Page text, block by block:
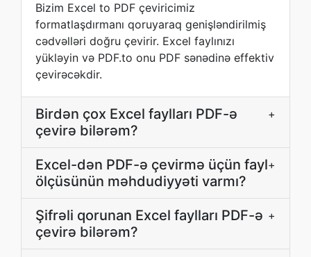
Bizim Excel to PDF çeviricimiz
formatlaşdırmanı qoruyaraq genişləndirilmiş
cədvəlləri doğru çevirir. Excel faylınızı
yükləyin və PDF.to onu PDF sənədinə effektiv
çevirəcəkdir.
Birdən çox Excel faylları PDF-ə
çevirə bilərəm?
+
Excel-dən PDF-ə çevirmə üçün fayl
ölçüsünün məhdudiyyəti varmı?
+
Şifrəli qorunan Excel faylları PDF-ə
çevirə bilərəm?
+